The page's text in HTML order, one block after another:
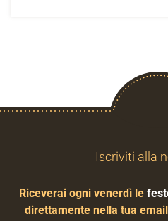
Iscriviti alla
Riceverai ogni venerdì le
direttamente nella tua